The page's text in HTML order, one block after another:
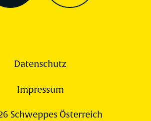
Datenschutz
Impressum
Schweppes Österreich